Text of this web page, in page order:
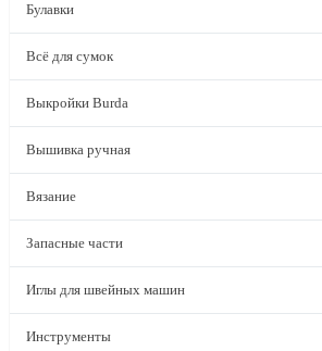
Булавки
Всё для сумок
Выкройки Burda
Вышивка ручная
Вязание
Запасные части
Иглы для швейных машин
Инструменты